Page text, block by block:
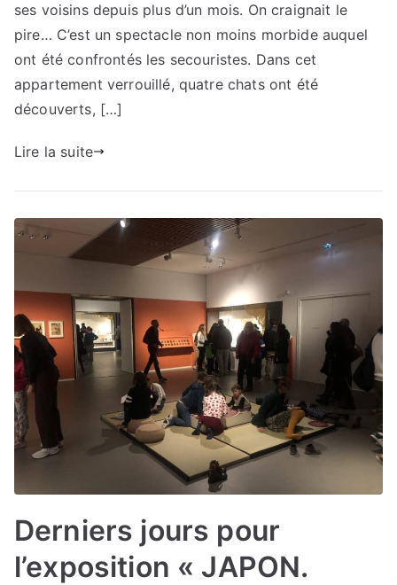
ses voisins depuis plus d’un mois. On craignait le
pire… C’est un spectacle non moins morbide auquel
ont été confrontés les secouristes. Dans cet
appartement verrouillé, quatre chats ont été
découverts, […]
Lire la suite
Derniers jours pour
l’exposition « JAPON.